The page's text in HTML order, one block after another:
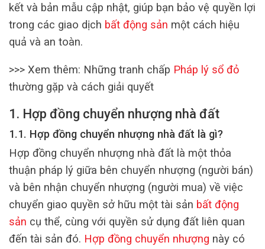
kết và bản mẫu cập nhật, giúp bạn bảo vệ quyền lợi
trong các giao dịch bất động sản một cách hiệu
quả và an toàn.
>>> Xem thêm: Những tranh chấp Pháp lý sổ đỏ
thường gặp và cách giải quyết
1. Hợp đồng chuyển nhượng nhà đất
1.1. Hợp đồng chuyển nhượng nhà đất là gì?
Hợp đồng chuyển nhượng nhà đất là một thỏa
thuận pháp lý giữa bên chuyển nhượng (người bán)
và bên nhận chuyển nhượng (người mua) về việc
chuyển giao quyền sở hữu một tài sản bất động
sản cụ thể, cùng với quyền sử dụng đất liên quan
đến tài sản đó. Hợp đồng chuyển nhượng này có